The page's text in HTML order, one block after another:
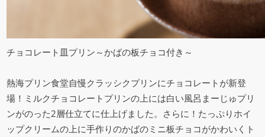
チョコレート皿プリン～かばの板チョコ付き～
熱海プリン食堂自慢クラッシクプリンにチョコレートが新登
場！ミルクチョコレートプリンの上には白い風呂まーじゅプリ
ンがのった2層仕立てに仕上げました。さらに！たっぷりホイ
ップクリームの上に手作りのかばのミニ板チョコがかわいくト